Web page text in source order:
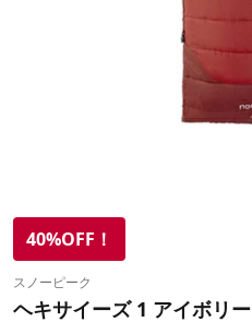
40%OFF！
スノーピーク
ヘキサイーズ 1 アイボリー